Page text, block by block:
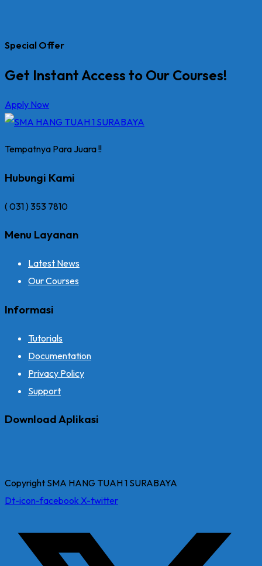
Special Offer
Get Instant Access to Our Courses!
Apply Now
Tempatnya Para Juara !!
Hubungi Kami
( 031 ) 353 7810
Menu Layanan
Latest News
Our Courses
Informasi
Tutorials
Documentation
Privacy Policy
Support
Download Aplikasi
Copyright SMA HANG TUAH 1 SURABAYA
Dt-icon-facebook X-twitter